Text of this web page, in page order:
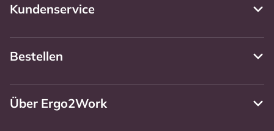
Kundenservice
Bestellen
Über Ergo2Work